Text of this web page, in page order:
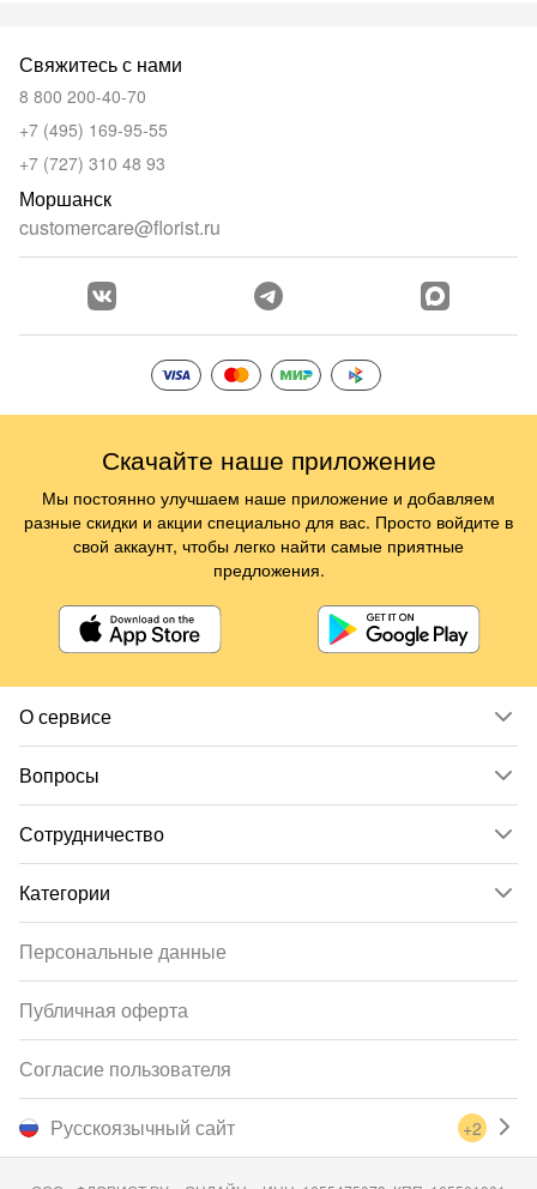
О сервисе
Вопросы
Сотрудничество
Категории
Свяжитесь с нами
8 800 200-40-70
+7 (495) 169-95-55
+7 (727) 310 48 93
Моршанск
customercare@florist.ru
Русскоязычный сайт +2
Персональные данные
Публичная оферта
Согласие пользователя
Скачайте наше приложение
Мы постоянно улучшаем наше приложение и добавляем
разные скидки и акции специально для вас. Просто войдите в
свой аккаунт, чтобы легко найти самые приятные
предложения.